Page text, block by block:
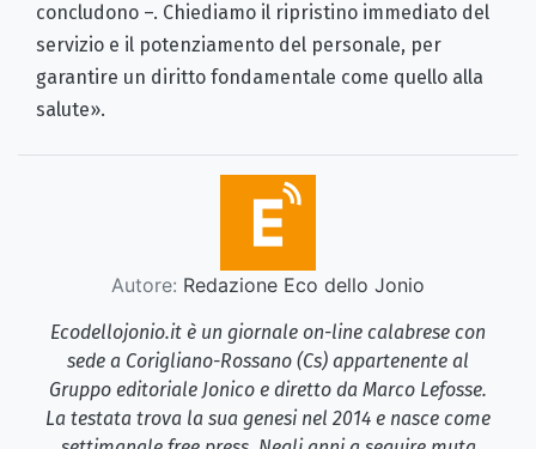
concludono –. Chiediamo il ripristino immediato del
servizio e il potenziamento del personale, per
garantire un diritto fondamentale come quello alla
salute».
Autore: Redazione Eco dello Jonio
Ecodellojonio.it è un giornale on-line calabrese con
sede a Corigliano-Rossano (Cs) appartenente al
Gruppo editoriale Jonico e diretto da Marco Lefosse.
La testata trova la sua genesi nel 2014 e nasce come